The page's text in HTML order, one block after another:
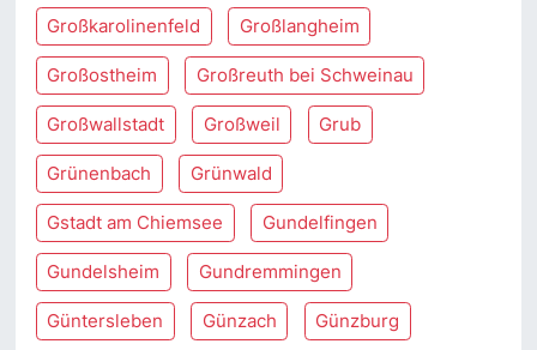
Großkarolinenfeld Großlangheim
Großostheim Großreuth bei Schweinau
Großwallstadt Großweil Grub
Grünenbach Grünwald
Gstadt am Chiemsee Gundelfingen
Gundelsheim Gundremmingen
Güntersleben Günzach Günzburg